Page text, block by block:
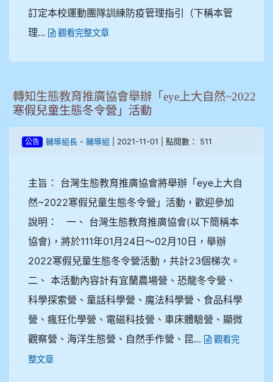
訂定本校運動團隊訓練防疫管理指引（下稱本管
理...
觀看完整文章
轉知生態教育推廣協會舉辦「eye上大自然~2022
寒假兒童生態冬令營」活動
公告 輔導組長 - 輔導組 | 2021-11-01 | 點閱數： 511
主旨： 台灣生態教育推廣協會將舉辦「eye上大自
然~2022寒假兒童生態冬令營」活動，歡迎參加
說明： 一、 台灣生態教育推廣協會(以下簡稱本
協會)，將於111年01月24日～02月10日，舉辦
2022寒假兒童生態冬令營活動，共計23個梯次。
二、 本活動內容計有宜蘭農場營、恐龍冬令營、
科學探索營、童話科學營、魔法科學營、食品科學
營、瘋狂化學營、電磁科技營、車床體驗營、顯微
觀察營、海洋生態營、自然手作營、昆...
觀看完
整文章